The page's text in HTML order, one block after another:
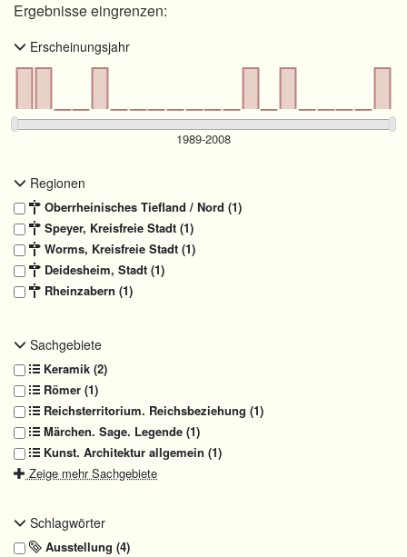
Ergebnisse eingrenzen:
Erscheinungsjahr
Regionen
Oberrheinisches Tiefland / Nord (1)
Speyer, Kreisfreie Stadt (1)
Worms, Kreisfreie Stadt (1)
Deidesheim, Stadt (1)
Rheinzabern (1)
Sachgebiete
Keramik (2)
Römer (1)
Reichsterritorium. Reichsbeziehung (1)
Märchen. Sage. Legende (1)
Kunst. Architektur allgemein (1)
Zeige mehr Sachgebiete
Schlagwörter
Ausstellung (4)